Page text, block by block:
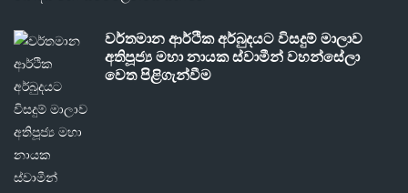
වර්තමාන ආර්ථික අර්බුදයට විසදුම් මාලාව
අතිපූජ්‍ය මහා නායක ස්වාමීන් වහන්සේලා
වෙත පිළිගැන්වීම